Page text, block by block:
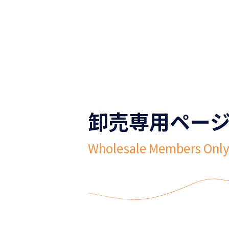
卸売専用ペー
Wholesale Members